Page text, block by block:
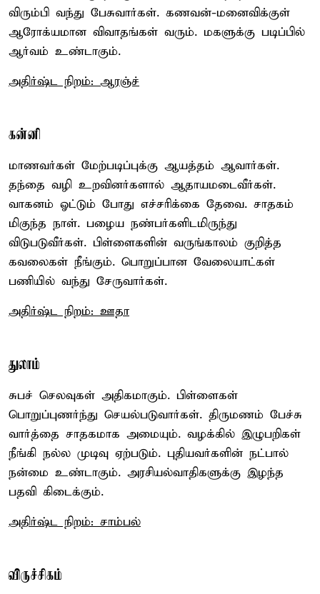
விரும்பி வந்து பேசுவார்கள். கணவன்-மனைவிக்குள்
ஆரோக்யமான விவாதங்கள் வரும். மகளுக்கு படிப்பில்
ஆர்வம் உண்டாகும்.
அதிர்ஷ்ட நிறம்: ஆரஞ்ச்
கன்னி
மாணவர்கள் மேற்படிப்புக்கு ஆயத்தம் ஆவார்கள்.
தந்தை வழி உறவினர்களால் ஆதாயமடைவீர்கள்.
வாகனம் ஓட்டும் போது எச்சரிக்கை தேவை. சாதகம்
மிகுந்த நாள். பழைய நண்பர்களிடமிருந்து
விடுபடுவீர்கள். பிள்ளைகளின் வருங்காலம் குறித்த
கவலைகள் நீங்கும். பொறுப்பான வேலையாட்கள்
பணியில் வந்து சேருவார்கள்.
அதிர்ஷ்ட நிறம்: ஊதா
துலாம்
சுபச் செலவுகள் அதிகமாகும். பிள்ளைகள்
பொறுப்புணர்ந்து செயல்படுவார்கள். திருமணம் பேச்சு
வார்த்தை சாதகமாக அமையும். வழக்கில் இழுபறிகள்
நீங்கி நல்ல முடிவு ஏற்படும். புதியவர்களின் நட்பால்
நன்மை உண்டாகும். அரசியல்வாதிகளுக்கு இழந்த
பதவி கிடைக்கும்.
அதிர்ஷ்ட நிறம்: சாம்பல்
விருச்சிகம்